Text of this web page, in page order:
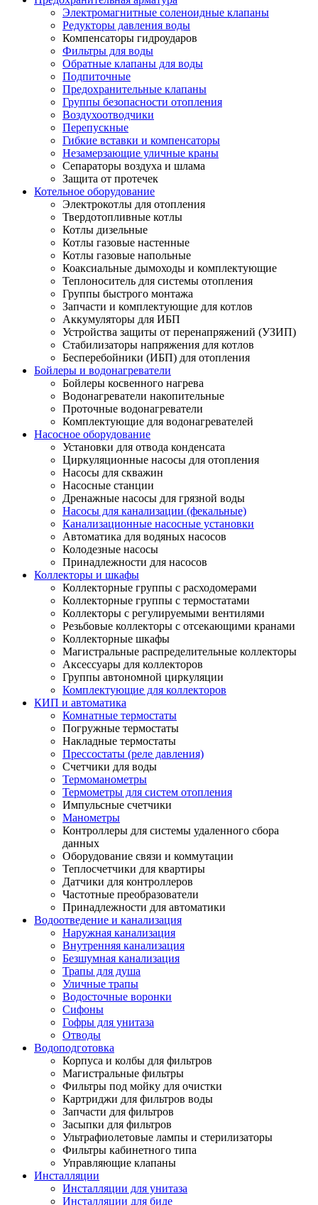
Электромагнитные соленоидные клапаны
Редукторы давления воды
Компенсаторы гидроударов
Фильтры для воды
Обратные клапаны для воды
Подпиточные
Предохранительные клапаны
Группы безопасности отопления
Воздухоотводчики
Перепускные
Гибкие вставки и компенсаторы
Незамерзающие уличные краны
Сепараторы воздуха и шлама
Защита от протечек
Котельное оборудование
Электрокотлы для отопления
Твердотопливные котлы
Котлы дизельные
Котлы газовые настенные
Котлы газовые напольные
Коаксиальные дымоходы и комплектующие
Теплоноситель для системы отопления
Группы быстрого монтажа
Запчасти и комплектующие для котлов
Аккумуляторы для ИБП
Устройства защиты от перенапряжений (УЗИП)
Стабилизаторы напряжения для котлов
Бесперебойники (ИБП) для отопления
Бойлеры и водонагреватели
Бойлеры косвенного нагрева
Водонагреватели накопительные
Проточные водонагреватели
Комплектующие для водонагревателей
Насосное оборудование
Установки для отвода конденсата
Циркуляционные насосы для отопления
Насосы для скважин
Насосные станции
Дренажные насосы для грязной воды
Насосы для канализации (фекальные)
Канализационные насосные установки
Автоматика для водяных насосов
Колодезные насосы
Принадлежности для насосов
Коллекторы и шкафы
Коллекторные группы с расходомерами
Коллекторные группы с термостатами
Коллекторы с регулируемыми вентилями
Резьбовые коллекторы с отсекающими кранами
Коллекторные шкафы
Магистральные распределительные коллекторы
Аксессуары для коллекторов
Группы автономной циркуляции
Комплектующие для коллекторов
КИП и автоматика
Комнатные термостаты
Погружные термостаты
Накладные термостаты
Прессостаты (реле давления)
Счетчики для воды
Термоманометры
Термометры для систем отопления
Импульсные счетчики
Манометры
Контроллеры для системы удаленного сбора
данных
Оборудование связи и коммутации
Теплосчетчики для квартиры
Датчики для контроллеров
Частотные преобразователи
Принадлежности для автоматики
Водоотведение и канализация
Наружная канализация
Внутренняя канализация
Безшумная канализация
Трапы для душа
Уличные трапы
Водосточные воронки
Сифоны
Гофры для унитаза
Отводы
Водоподготовка
Корпуса и колбы для фильтров
Магистральные фильтры
Фильтры под мойку для очистки
Картриджи для фильтров воды
Запчасти для фильтров
Засыпки для фильтров
Ультрафиолетовые лампы и стерилизаторы
Фильтры кабинетного типа
Управляющие клапаны
Инсталляции
Инсталляции для унитаза
Инсталляции для биде